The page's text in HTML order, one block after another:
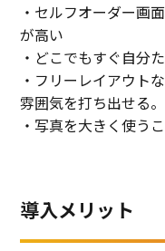
・セルフオーダー画
が高い
・どこでもすぐ自分
・フリーレイアウト
雰囲気を打ち出せる。
・写真を大きく使う
導入メリット